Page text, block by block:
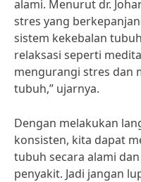
alami. Menurut dr.
stres yang
sistem kekebalan
relaksasi seperti
mengurangi stres dan
tubuh,” ujarnya.
Dengan melakukan
konsisten, kita dapat
tubuh secara alami
penyakit. Jadi jangan